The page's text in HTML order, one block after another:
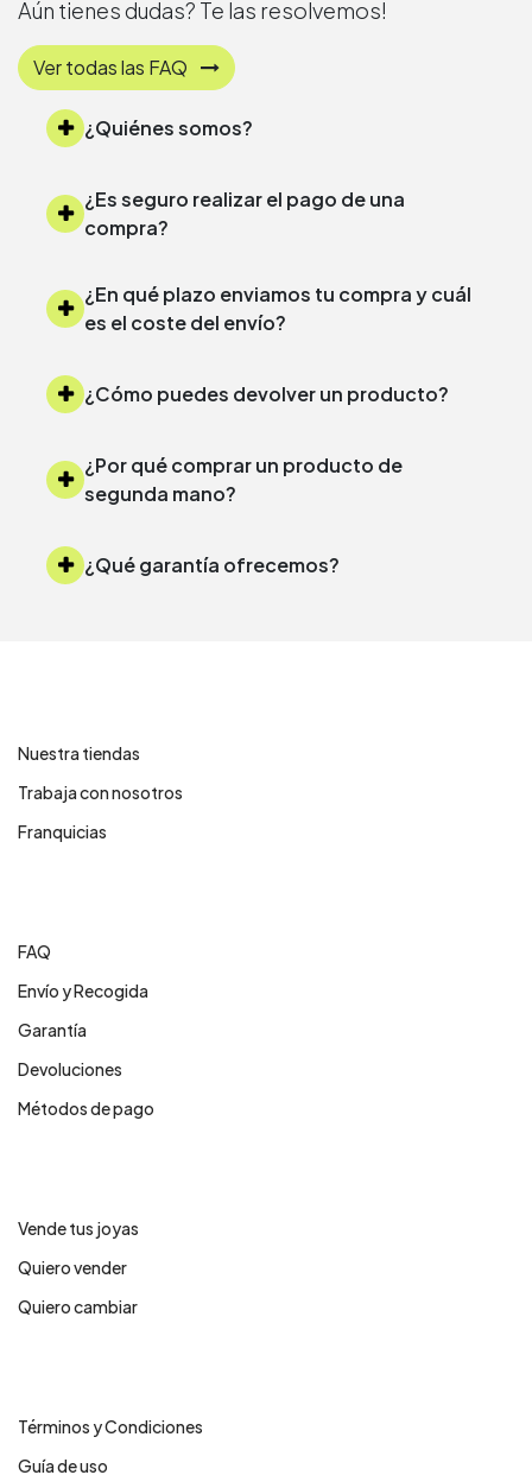
Aún tienes dudas? Te las resolvemos!
Ver todas las FAQ
¿Quiénes somos?
¿Es seguro realizar el pago de una
compra?
¿En qué plazo enviamos tu compra y cuál
es el coste del envío?
¿Cómo puedes devolver un producto?
¿Por qué comprar un producto de
segunda mano?
¿Qué garantía ofrecemos?
Nuestra tiendas
Trabaja con nosotros
Franquicias
FAQ
Envío y Recogida
Garantía
Devoluciones
Métodos de pago
Vende tus joyas
Quiero vender
Quiero cambiar
Términos y Condiciones
Guía de uso